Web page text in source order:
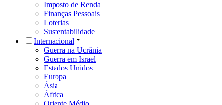
Imposto de Renda
Finanças Pessoais
Loterias
Sustentabilidade
Internacional
Guerra na Ucrânia
Guerra em Israel
Estados Unidos
Europa
Ásia
África